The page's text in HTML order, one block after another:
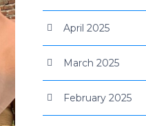
April 2025
March 2025
February 2025